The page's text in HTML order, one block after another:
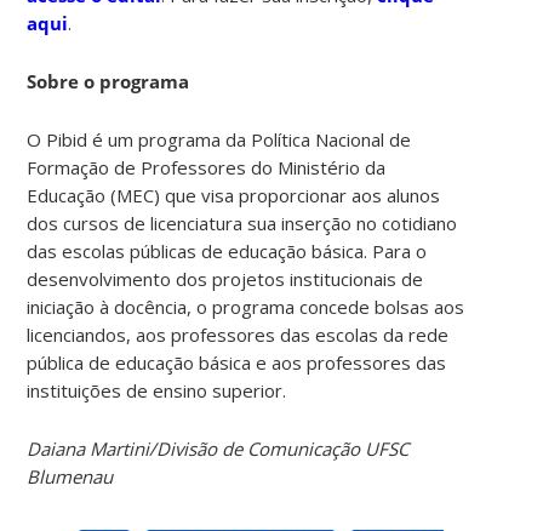
aqui.
Sobre o programa
O Pibid é um programa da Política Nacional de
Formação de Professores do Ministério da
Educação (MEC) que visa proporcionar aos alunos
dos cursos de licenciatura sua inserção no cotidiano
das escolas públicas de educação básica. Para o
desenvolvimento dos projetos institucionais de
iniciação à docência, o programa concede bolsas aos
licenciandos, aos professores das escolas da rede
pública de educação básica e aos professores das
instituições de ensino superior.
Daiana Martini/Divisão de Comunicação UFSC
Blumenau